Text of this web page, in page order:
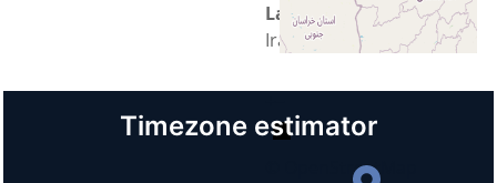
© OpenStreetMap
Land
Iran
Timezone estimator